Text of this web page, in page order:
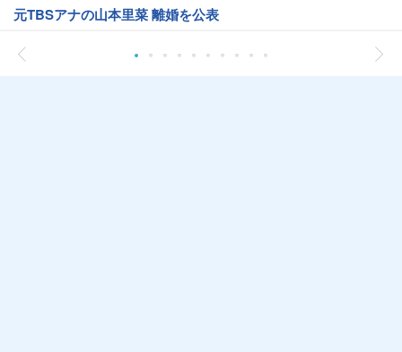
元TBSアナの山本里菜 離婚を公表